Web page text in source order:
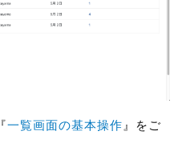
一覧画面の基本操作 』をご